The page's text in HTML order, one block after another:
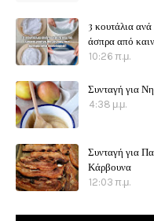
3 κουτάλια
άσπρα από
10:26 π.μ.
Συνταγή για
4:38 μ.μ.
Συνταγή για
Κάρβουνα
12:03 π.μ.